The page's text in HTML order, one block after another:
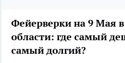
Фейерверки на 9 Мая
области: где самый
самый долгий?